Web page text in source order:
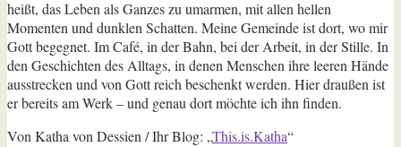
heißt, das Leben als Ganzes zu umarmen, mit allen hellen
Momenten und dunklen Schatten. Meine Gemeinde ist dort, wo mir
Gott begegnet. Im Café, in der Bahn, bei der Arbeit, in der Stille. In
den Geschichten des Alltags, in denen Menschen ihre leeren Hände
ausstrecken und von Gott reich beschenkt werden. Hier draußen ist
er bereits am Werk – und genau dort möchte ich ihn finden.
Von Katha von Dessien / Ihr Blog: „This.is.Katha“